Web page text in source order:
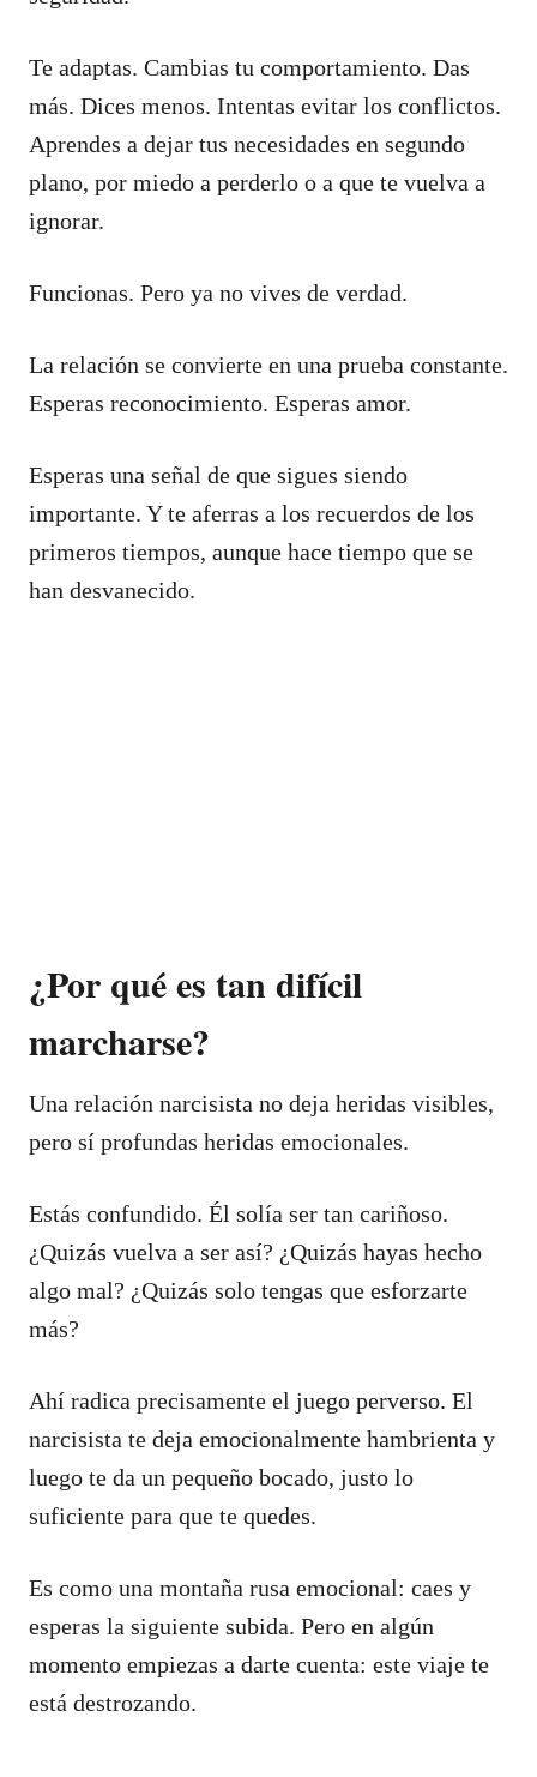
Te adaptas. Cambias tu comportamiento. Das
más. Dices menos. Intentas evitar los conflictos.
Aprendes a dejar tus necesidades en segundo
plano, por miedo a perderlo o a que te vuelva a
ignorar.
Funcionas. Pero ya no vives de verdad.
La relación se convierte en una prueba constante.
Esperas reconocimiento. Esperas amor.
Esperas una señal de que sigues siendo
importante. Y te aferras a los recuerdos de los
primeros tiempos, aunque hace tiempo que se
han desvanecido.
¿Por qué es tan difícil
marcharse?
Una relación narcisista no deja heridas visibles,
pero sí profundas heridas emocionales.
Estás confundido. Él solía ser tan cariñoso.
¿Quizás vuelva a ser así? ¿Quizás hayas hecho
algo mal? ¿Quizás solo tengas que esforzarte
más?
Ahí radica precisamente el juego perverso. El
narcisista te deja emocionalmente hambrienta y
luego te da un pequeño bocado, justo lo
suficiente para que te quedes.
Es como una montaña rusa emocional: caes y
esperas la siguiente subida. Pero en algún
momento empiezas a darte cuenta: este viaje te
está destrozando.